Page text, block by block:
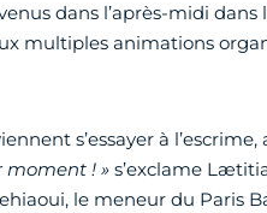
dans l’après-midi dans
multiples animations
s’essayer à
moment ! »s’exclame
le meneur du Paris